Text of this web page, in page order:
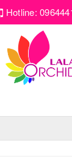
Hotline: